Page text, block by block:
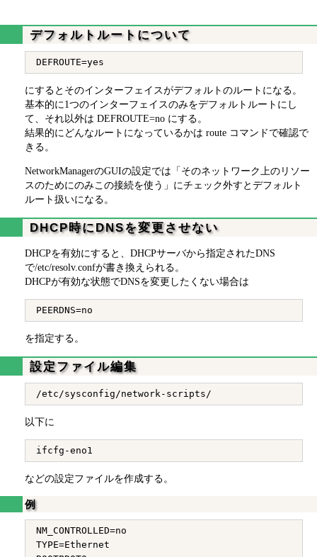
デフォルトルートについて
にするとそのインターフェイスがデフォルトのルートになる。
基本的に1つのインターフェイスのみをデフォルトルートにし
て、それ以外は DEFROUTE=no にする。
結果的にどんなルートになっているかは route コマンドで確認で
きる。
NetworkManagerのGUIの設定では「そのネットワーク上のリソー
スのためにのみこの接続を使う」にチェック外すとデフォルト
ルート扱いになる。
DHCP時にDNSを変更させない
DHCPを有効にすると、DHCPサーバから指定されたDNS
で/etc/resolv.confが書き換えられる。
DHCPが有効な状態でDNSを変更したくない場合は
を指定する。
設定ファイル編集
以下に
などの設定ファイルを作成する。
例
NM_CONTROLLED=no
TYPE=Ethernet